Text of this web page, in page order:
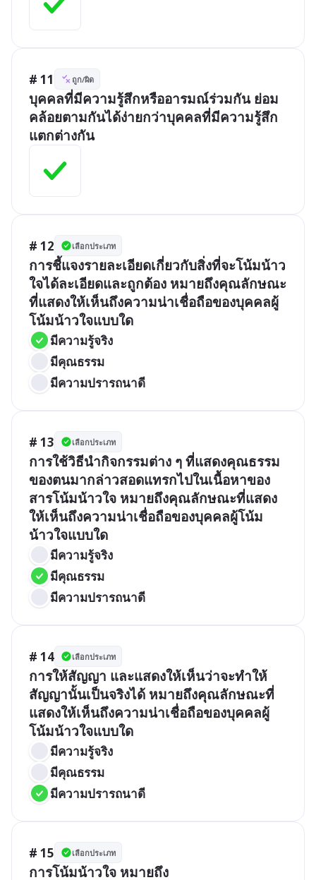
# 11 ถูก/ผิด
บุคคลที่มีความรู้สึกหรืออารมณ์ร่วมกัน ย่อม
คล้อยตามกันได้ง่ายกว่าบุคคลที่มีความรู้สึก
แตกต่างกัน
# 12 เลือกประเภท
การชี้แจงรายละเอียดเกี่ยวกับสิ่งที่จะโน้มน้าว
ใจได้ละเอียดและถูกต้อง หมายถึงคุณลักษณะ
ที่แสดงให้เห็นถึงความน่าเชื่อถือของบุคคลผู้
โน้มน้าวใจแบบใด
มีความรู้จริง
มีคุณธรรม
มีความปรารถนาดี
# 13 เลือกประเภท
การใช้วิธีนำกิจกรรมต่าง ๆ ที่แสดงคุณธรรม
ของตนมากล่าวสอดแทรกไปในเนื้อหาของ
สารโน้มน้าวใจ หมายถึงคุณลักษณะที่แสดง
ให้เห็นถึงความน่าเชื่อถือของบุคคลผู้โน้ม
น้าวใจแบบใด
มีความรู้จริง
มีคุณธรรม
มีความปรารถนาดี
# 14 เลือกประเภท
การให้สัญญา และแสดงให้เห็นว่าจะทำให้
สัญญานั้นเป็นจริงได้ หมายถึงคุณลักษณะที่
แสดงให้เห็นถึงความน่าเชื่อถือของบุคคลผู้
โน้มน้าวใจแบบใด
มีความรู้จริง
มีคุณธรรม
มีความปรารถนาดี
# 15 เลือกประเภท
การโน้มน้าวใจ หมายถึง